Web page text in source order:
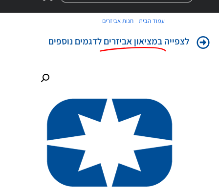
עמוד הבית חנות אביזרים
לצפייהבמציאון אביזרים לדגמים נוספים